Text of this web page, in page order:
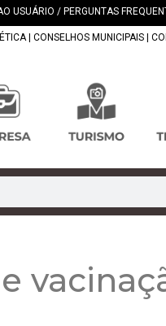
USUÁRIO / PERGUNTAS
| CONSELHOS MUNICIPAIS